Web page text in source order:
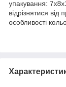
упакування:
відрізнятися
особливості